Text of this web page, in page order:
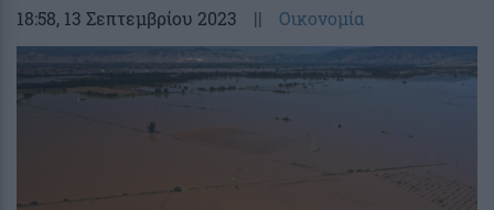
18:58, 13 Σεπτεμβρίου 2023 || Οικονομία